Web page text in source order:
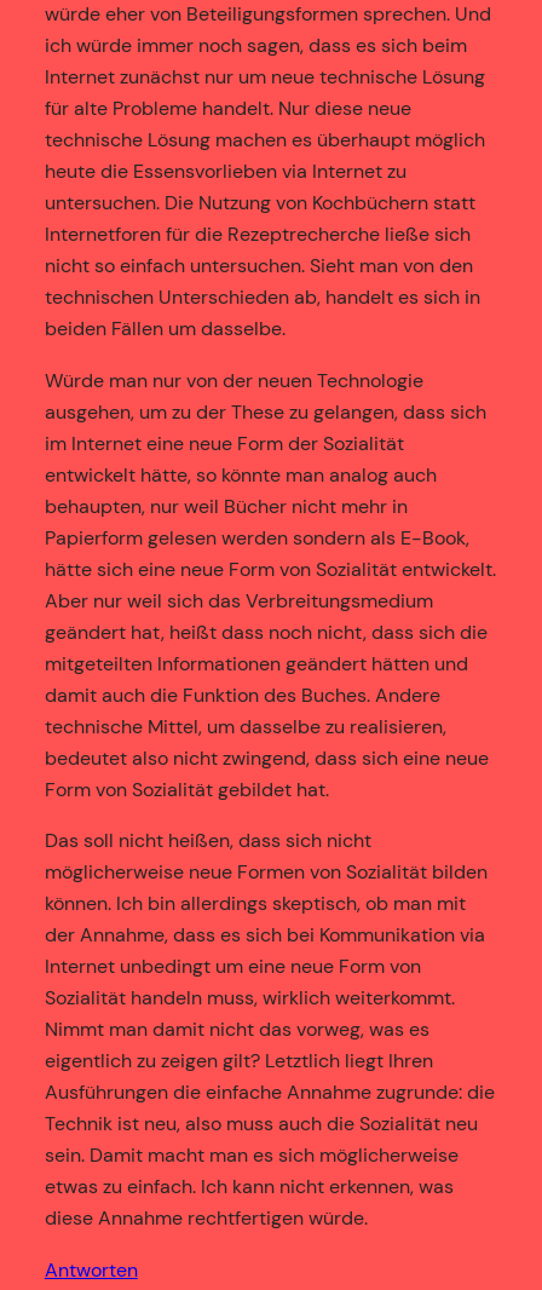
würde eher von Beteiligungsformen sprechen. Und
ich würde immer noch sagen, dass es sich beim
Internet zunächst nur um neue technische Lösung
für alte Probleme handelt. Nur diese neue
technische Lösung machen es überhaupt möglich
heute die Essensvorlieben via Internet zu
untersuchen. Die Nutzung von Kochbüchern statt
Internetforen für die Rezeptrecherche ließe sich
nicht so einfach untersuchen. Sieht man von den
technischen Unterschieden ab, handelt es sich in
beiden Fällen um dasselbe.
Würde man nur von der neuen Technologie
ausgehen, um zu der These zu gelangen, dass sich
im Internet eine neue Form der Sozialität
entwickelt hätte, so könnte man analog auch
behaupten, nur weil Bücher nicht mehr in
Papierform gelesen werden sondern als E-Book,
hätte sich eine neue Form von Sozialität entwickelt.
Aber nur weil sich das Verbreitungsmedium
geändert hat, heißt dass noch nicht, dass sich die
mitgeteilten Informationen geändert hätten und
damit auch die Funktion des Buches. Andere
technische Mittel, um dasselbe zu realisieren,
bedeutet also nicht zwingend, dass sich eine neue
Form von Sozialität gebildet hat.
Das soll nicht heißen, dass sich nicht
möglicherweise neue Formen von Sozialität bilden
können. Ich bin allerdings skeptisch, ob man mit
der Annahme, dass es sich bei Kommunikation via
Internet unbedingt um eine neue Form von
Sozialität handeln muss, wirklich weiterkommt.
Nimmt man damit nicht das vorweg, was es
eigentlich zu zeigen gilt? Letztlich liegt Ihren
Ausführungen die einfache Annahme zugrunde: die
Technik ist neu, also muss auch die Sozialität neu
sein. Damit macht man es sich möglicherweise
etwas zu einfach. Ich kann nicht erkennen, was
diese Annahme rechtfertigen würde.
Antworten